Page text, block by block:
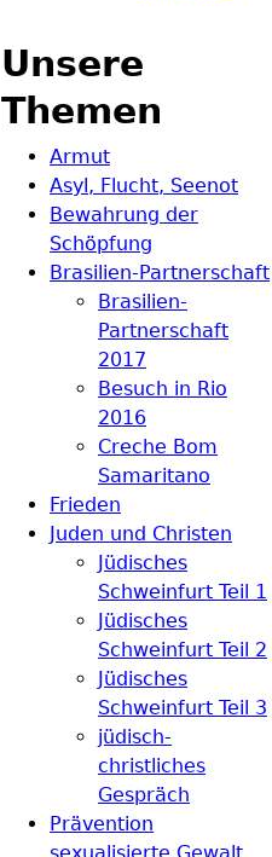
Unsere
Themen
Armut
Asyl, Flucht, Seenot
Bewahrung der
Schöpfung
Brasilien-Partnerschaft
Brasilien-
Partnerschaft
2017
Besuch in Rio
2016
Creche Bom
Samaritano
Frieden
Juden und Christen
Jüdisches
Schweinfurt Teil 1
Jüdisches
Schweinfurt Teil 2
Jüdisches
Schweinfurt Teil 3
jüdisch-
christliches
Gespräch
Prävention